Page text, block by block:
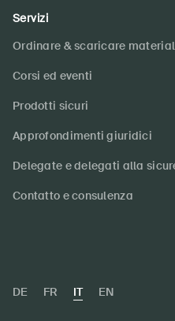
Servizi
Ordinare & scaricare
Corsi ed eventi
Prodotti sicuri
Approfondimenti giuridici
Delegate e delegati alla
Contatto e consulenza
DE FR IT EN